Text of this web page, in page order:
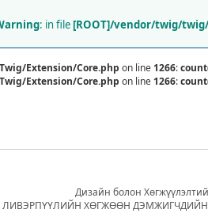
: in file [ROOT]/vendor/twig/
Extension/Core.php on line 1266:
Extension/Core.php on line 1266:
Дизайн болон
ЛИВЭРПҮҮЛИЙН ХӨГЖӨӨН ДЭМЖИГЧДИЙН